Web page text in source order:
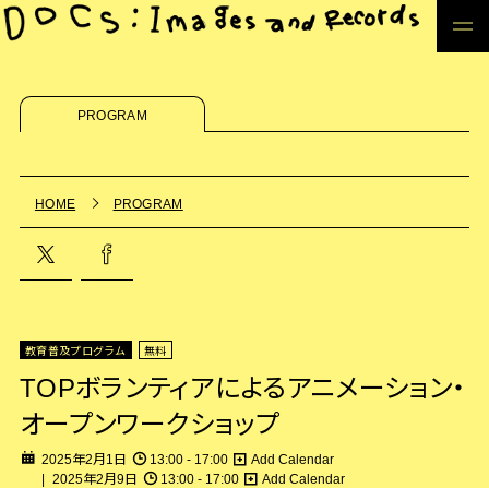
PROGRAM
HOME PROGRAM
教育普及プログラム 無料
TOPボランティアによるアニメーション・
オープンワークショップ
2025年2月1日 13:00 - 17:00
Add Calendar
2025年2月9日
13:00 - 17:00
Add Calendar